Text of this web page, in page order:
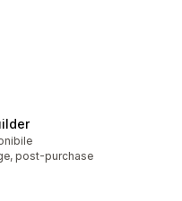
post-purchase